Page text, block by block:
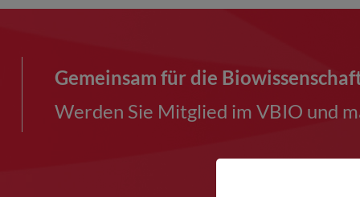
Gemeinsam für die
Werden Sie Mitglied im VBIO und